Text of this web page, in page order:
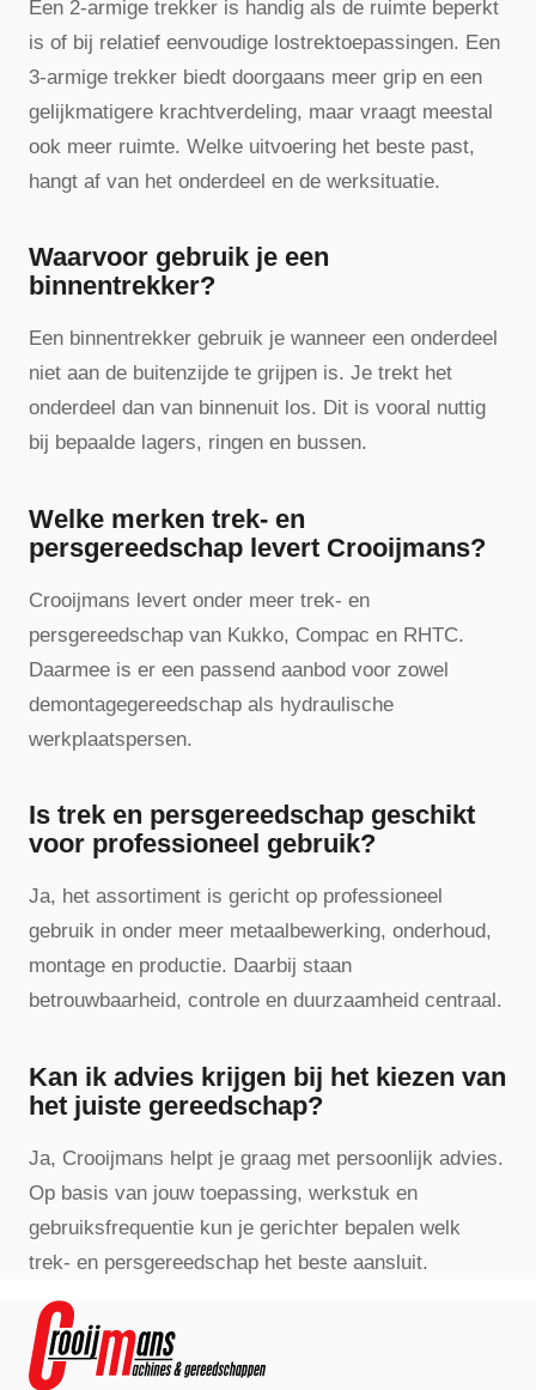
Een 2-armige trekker is handig als de ruimte beperkt
is of bij relatief eenvoudige lostrektoepassingen. Een
3-armige trekker biedt doorgaans meer grip en een
gelijkmatigere krachtverdeling, maar vraagt meestal
ook meer ruimte. Welke uitvoering het beste past,
hangt af van het onderdeel en de werksituatie.
Waarvoor gebruik je een
binnentrekker?
Een binnentrekker gebruik je wanneer een onderdeel
niet aan de buitenzijde te grijpen is. Je trekt het
onderdeel dan van binnenuit los. Dit is vooral nuttig
bij bepaalde lagers, ringen en bussen.
Welke merken trek- en
persgereedschap levert Crooijmans?
Crooijmans levert onder meer trek- en
persgereedschap van Kukko, Compac en RHTC.
Daarmee is er een passend aanbod voor zowel
demontagegereedschap als hydraulische
werkplaatspersen.
Is trek en persgereedschap geschikt
voor professioneel gebruik?
Ja, het assortiment is gericht op professioneel
gebruik in onder meer metaalbewerking, onderhoud,
montage en productie. Daarbij staan
betrouwbaarheid, controle en duurzaamheid centraal.
Kan ik advies krijgen bij het kiezen van
het juiste gereedschap?
Ja, Crooijmans helpt je graag met persoonlijk advies.
Op basis van jouw toepassing, werkstuk en
gebruiksfrequentie kun je gerichter bepalen welk
trek- en persgereedschap het beste aansluit.